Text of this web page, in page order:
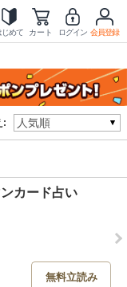
じめて カート ログイン 会員登録
:
カード占い
無料立読み